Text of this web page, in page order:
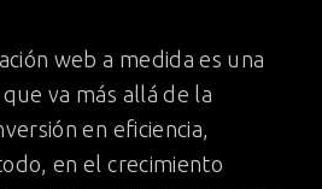
web a medida es una
va más allá de la
en eficiencia,
en el crecimiento